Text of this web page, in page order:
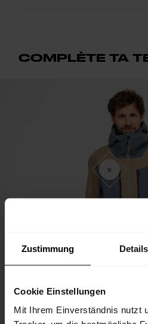
Zustimmung Details
Cookie Einstellungen
Mit Ihrem Einverständnis nutzt
COMPLÈTE TA